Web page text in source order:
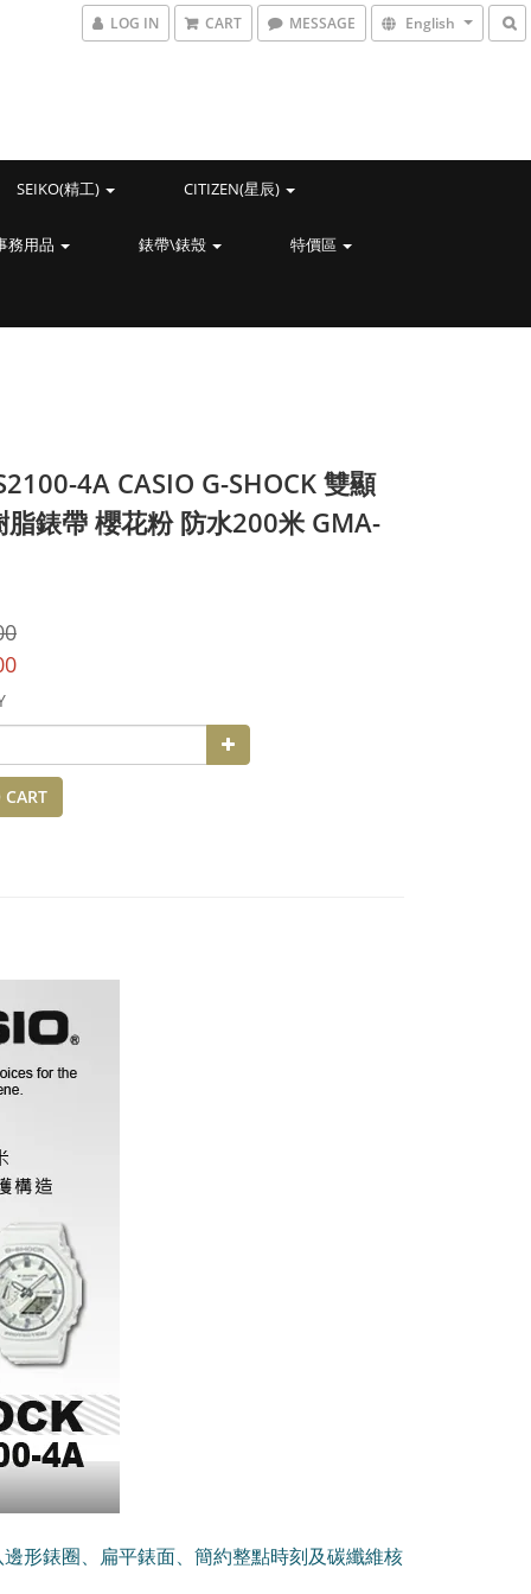
LOG IN CART MESSAGE English
SEIKO(精工) CITIZEN(星辰)
務用品 錶帶\錶殼 特價區
4A CASIO G-SHOCK 雙顯
脂錶帶 櫻花粉 防水200米 GMA-
形錶圈、扁平錶面、簡約整點時刻及碳纖維核